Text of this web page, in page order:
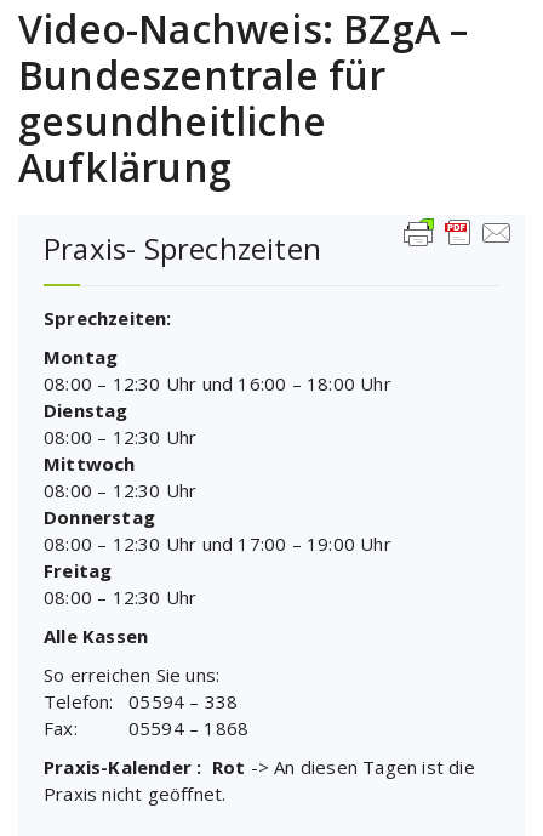
Video-Nachweis: BZgA –
Bundeszentrale für
gesundheitliche
Aufklärung
Praxis- Sprechzeiten
Sprechzeiten:
Montag
08:00 – 12:30 Uhr und 16:00 – 18:00 Uhr
Dienstag
08:00 – 12:30 Uhr
Mittwoch
08:00 – 12:30 Uhr
Donnerstag
08:00 – 12:30 Uhr und 17:00 – 19:00 Uhr
Freitag
08:00 – 12:30 Uhr
Alle Kassen
So erreichen Sie uns:
Telefon: 05594 – 338
Fax: 05594 – 1868
Praxis-Kalender : Rot -> An diesen Tagen ist die
Praxis nicht geöffnet.